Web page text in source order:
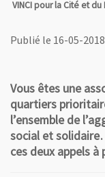
VINCI pour la Cité et
Publié le 16-05-2018
Vous êtes une
quartiers
l’ensemble de
social et
ces deux appels à